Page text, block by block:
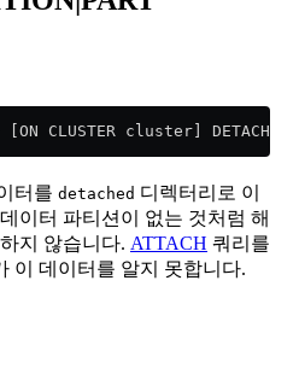
CLUSTER cluster] DETACH
터를 detached 디렉터리로 이
이터 파티션이 없는 것처럼 해
지 않습니다. ATTACH 쿼리를
이 데이터를 알지 못합니다.